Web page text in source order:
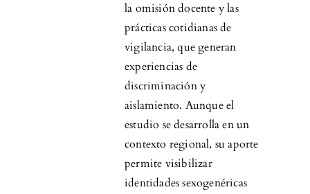
la omisión docente y las
prácticas cotidianas de
vigilancia, que generan
experiencias de
discriminación y
aislamiento. Aunque el
estudio se desarrolla en un
contexto regional, su aporte
permite visibilizar
identidades sexogenéricas